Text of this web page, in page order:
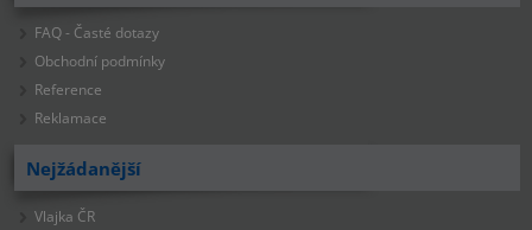
FAQ - Časté dotazy
Obchodní podmínky
Reference
Reklamace
Nejžádanější
Vlajka ČR